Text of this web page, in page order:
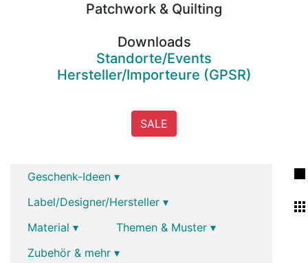
Patchwork & Quilting
Downloads
Standorte/Events
Hersteller/Importeure (GPSR)
SALE
Geschenk-Ideen ▾
Label/Designer/Hersteller ▾
Material ▾
Themen & Muster ▾
Zubehör & mehr ▾